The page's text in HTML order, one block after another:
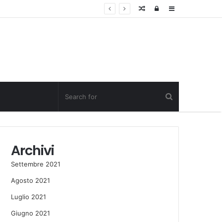
Sidebar
Log
Random
Archivi
Settembre 2021
Agosto 2021
Luglio 2021
Giugno 2021